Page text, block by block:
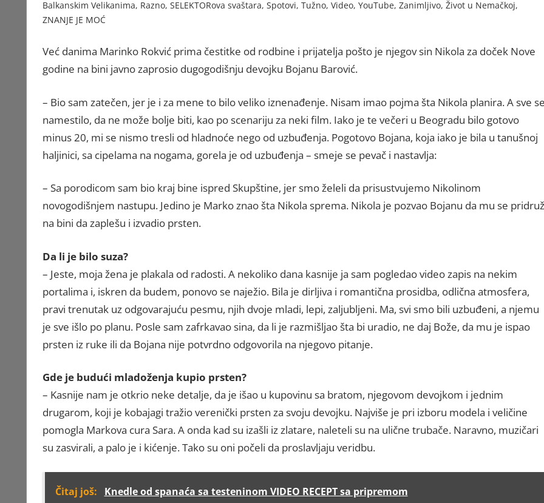
Balkanskim Velikanima, Razno, SELEKTORova svaštara, Spotovi, Tužno, Video, YouTube, Zanimljivo, Život u Nemačkoj,
ZNANJE JE MOĆ
Već danima Marinko Rokvić prima čestitke od rodbine i prijatelja pošto je njegov sin Nikola za doček Nove
godine na bini javno zaprosio dugogodišnju devojku Bojanu Barović.
– Bio sam zatečen, jer je i za mene to bilo veliko iznenađenje. Nisam imao pojma šta Nikola planira. A sve
namestilo, da ne može bolje biti, kao po scenariju za neki film. Iako je te večeri u Beogradu bilo gotovo
minus 20, mi se nismo tresli od hladnoće nego od uzbuđenja. Pogotovo Bojana, koja iako je bila u tanušnoj
haljinici, sa cipelama na nogama, gorela je od uzbuđenja – smeje se pevač i nastavlja:
– Sa porodicom sam bio kraj bine ispred Skupštine, jer smo želeli da prisustvujemo Nikolinom
novogodišnjem nastupu. Jedino je Marko znao šta Nikola sprema. Nikola je pozvao Bojanu da mu se
na bini da zaplešu i izvadio prsten.
Da li je bilo suza?
– Jeste, moja žena je plakala od radosti. A nekoliko dana kasnije ja sam pogledao video zapis na nekim
portalima i, iskren da budem, ponovo se naježio. Bila je dirljiva i romantična prosidba, odlična atmosfera,
pravi trenutak uz odgovarajuću pesmu, njih dvoje mladi, lepi, zaljubljeni. Ma, svi smo bili uzbuđeni, a njemu
je sve išlo po planu. Posle sam zafrkavao sina, da li je razmišljao šta bi uradio, ne daj Bože, da mu je ispao
prsten iz ruke ili da Bojana nije potvrdno odgovorila na njegovo pitanje.
Gde je budući mladoženja kupio prsten?
– Kasnije nam je otkrio neke detalje, da je išao u kupovinu sa bratom, njegovom devojkom i jednim
drugarom, koji je kobajagi tražio verenički prsten za svoju devojku. Najviše je pri izboru modela i veličine
pomogla Markova cura Sara. A onda kad su izašli iz zlatare, naleteli su na ulične trubače. Naravno, muzičari
su zasvirali, a palo je i kićenje. Tako su oni počeli da proslavljaju veridbu.
Čitaj još: Knedle od spanaća sa testeninom VIDEO RECEPT sa pripremom